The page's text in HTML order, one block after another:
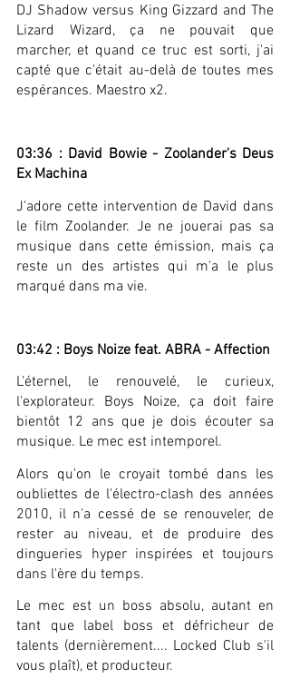
DJ Shadow versus King Gizzard and The
Lizard Wizard, ça ne pouvait que
marcher, et quand ce truc est sorti, j'ai
capté que c'était au-delà de toutes mes
espérances. Maestro x2.
03:36 : David Bowie - Zoolander's Deus
Ex Machina
J'adore cette intervention de David dans
le film Zoolander. Je ne jouerai pas sa
musique dans cette émission, mais ça
reste un des artistes qui m'a le plus
marqué dans ma vie.
03:42 : Boys Noize feat. ABRA - Affection
L'éternel, le renouvelé, le curieux,
l'explorateur. Boys Noize, ça doit faire
bientôt 12 ans que je dois écouter sa
musique. Le mec est intemporel.
Alors qu'on le croyait tombé dans les
oubliettes de l'électro-clash des années
2010, il n'a cessé de se renouveler, de
rester au niveau, et de produire des
dingueries hyper inspirées et toujours
dans l'ère du temps.
Le mec est un boss absolu, autant en
tant que label boss et défricheur de
talents (dernièrement.... Locked Club s'il
vous plaît), et producteur.